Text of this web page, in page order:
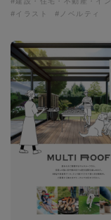
#イラスト
#ノベルティ